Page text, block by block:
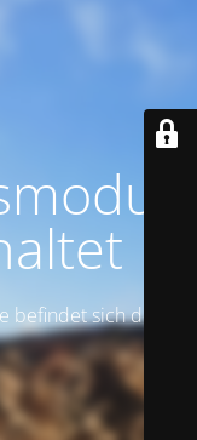
befindet sich derzeit